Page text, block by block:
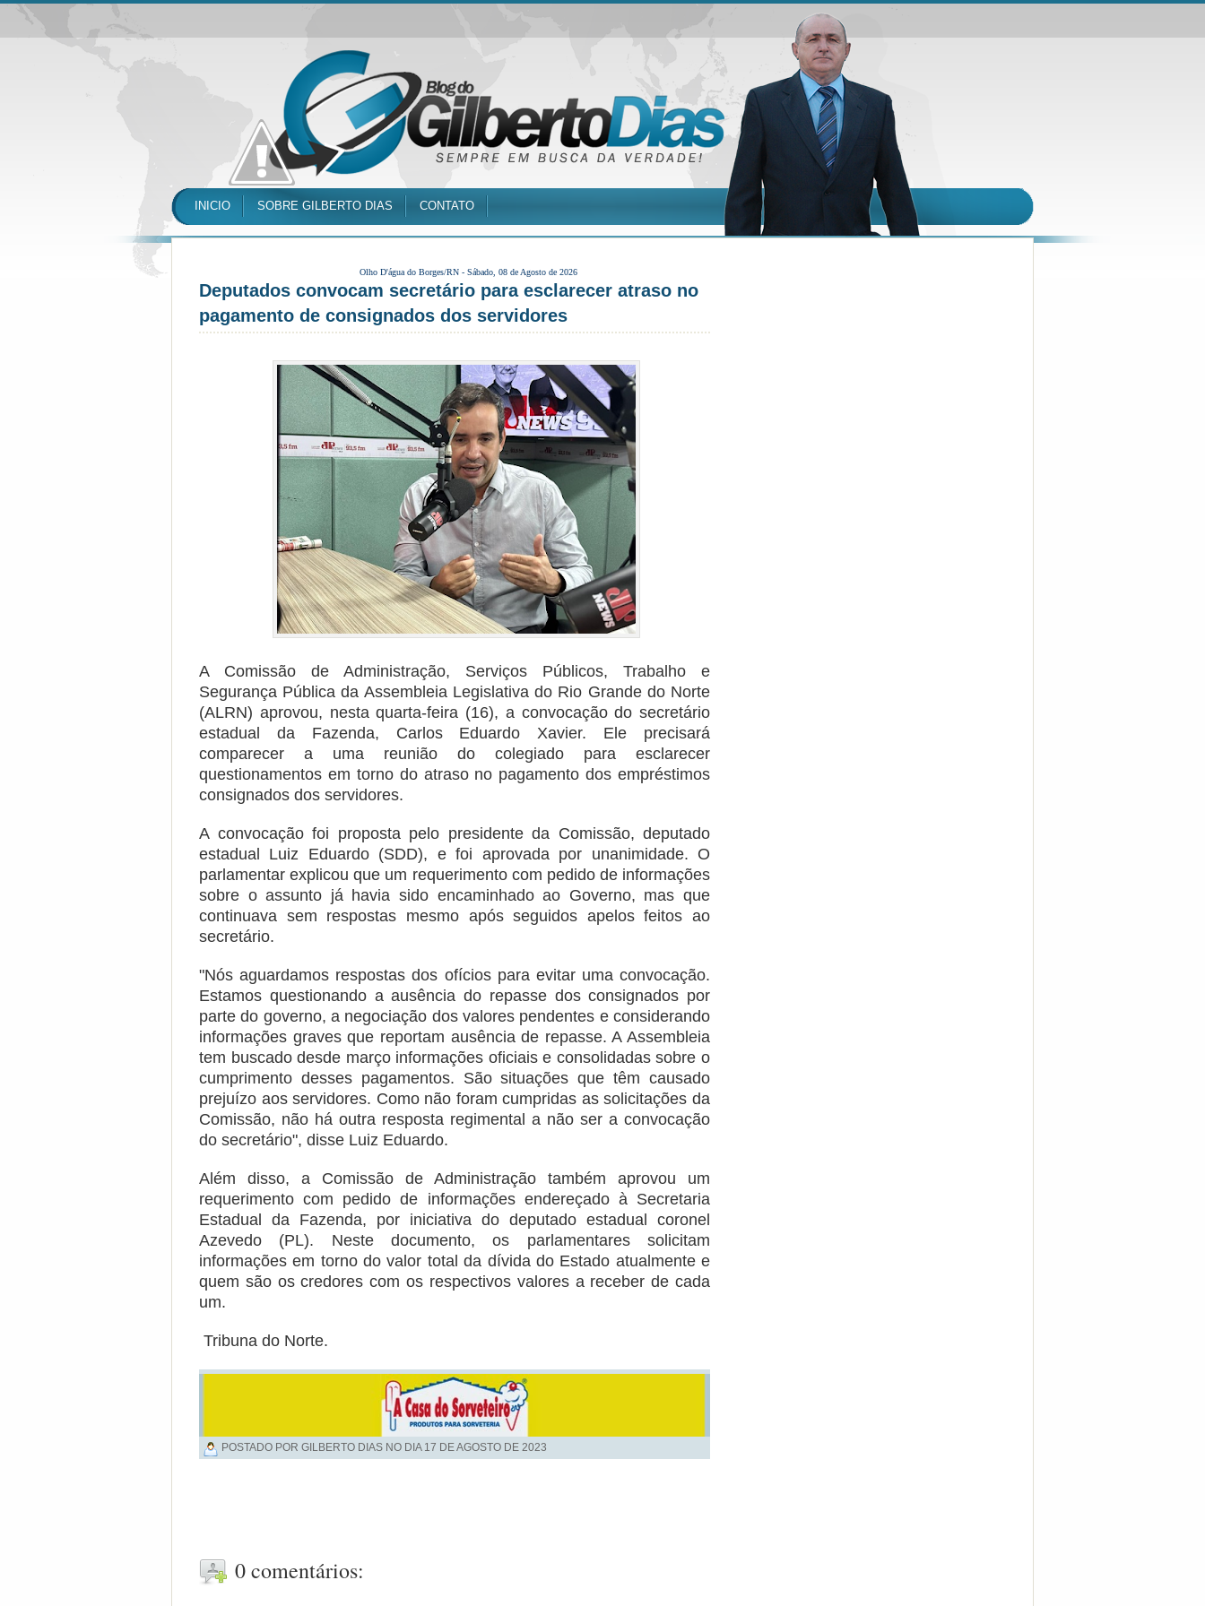
INICIO SOBRE GILBERTO DIAS CONTATO
Olho D'água do Borges/RN - Sábado, 08 de Agosto de 2026
Deputados convocam secretário para esclarecer atraso no
pagamento de consignados dos servidores
A Comissão de Administração, Serviços Públicos, Trabalho e
Segurança Pública da Assembleia Legislativa do Rio Grande do Norte
(ALRN) aprovou, nesta quarta-feira (16), a convocação do secretário
estadual da Fazenda, Carlos Eduardo Xavier. Ele precisará
comparecer a uma reunião do colegiado para esclarecer
questionamentos em torno do atraso no pagamento dos empréstimos
consignados dos servidores.
A convocação foi proposta pelo presidente da Comissão, deputado
estadual Luiz Eduardo (SDD), e foi aprovada por unanimidade. O
parlamentar explicou que um requerimento com pedido de informações
sobre o assunto já havia sido encaminhado ao Governo, mas que
continuava sem respostas mesmo após seguidos apelos feitos ao
secretário.
"Nós aguardamos respostas dos ofícios para evitar uma convocação.
Estamos questionando a ausência do repasse dos consignados por
parte do governo, a negociação dos valores pendentes e considerando
informações graves que reportam ausência de repasse. A Assembleia
tem buscado desde março informações oficiais e consolidadas sobre o
cumprimento desses pagamentos. São situações que têm causado
prejuízo aos servidores. Como não foram cumpridas as solicitações da
Comissão, não há outra resposta regimental a não ser a convocação
do secretário", disse Luiz Eduardo.
Além disso, a Comissão de Administração também aprovou um
requerimento com pedido de informações endereçado à Secretaria
Estadual da Fazenda, por iniciativa do deputado estadual coronel
Azevedo (PL). Neste documento, os parlamentares solicitam
informações em torno do valor total da dívida do Estado atualmente e
quem são os credores com os respectivos valores a receber de cada
um.
Tribuna do Norte.
POSTADO POR GILBERTO DIAS NO DIA 17 DE AGOSTO DE 2023
0 comentários: